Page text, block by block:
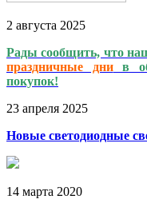
2 августа 2025
Рады сообщить, что
праздничные днив
покупок!
23 апреля 2025
Новые светодиодные
14 марта 2020